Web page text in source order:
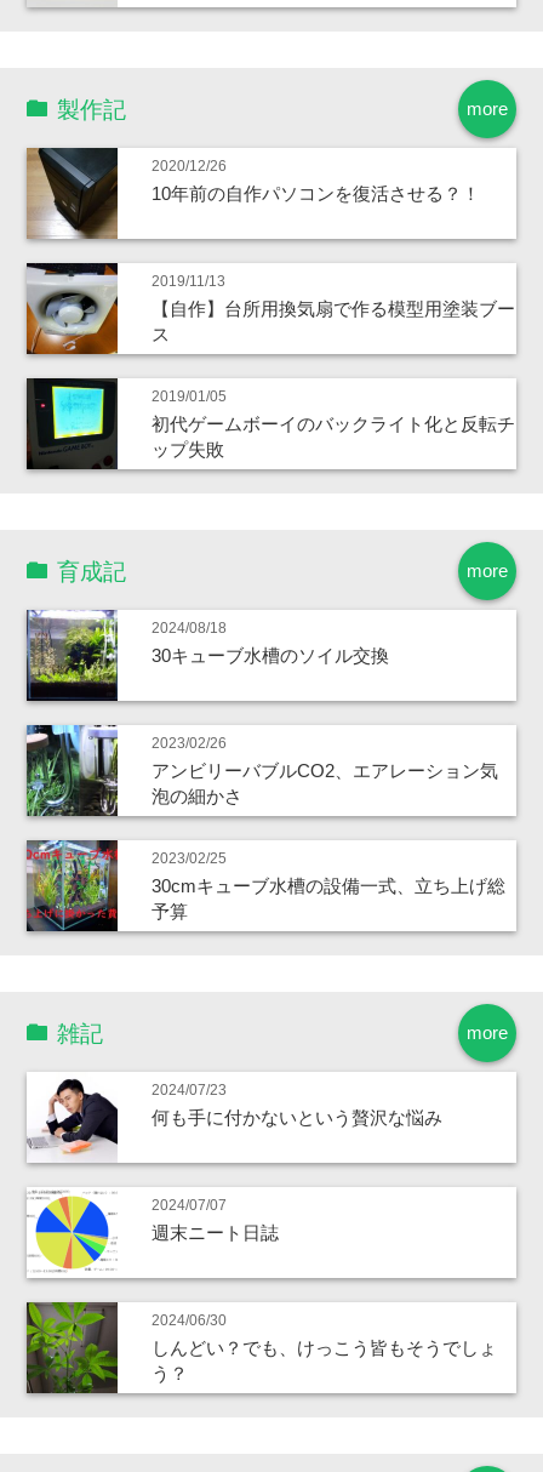
more
製作記
2020/12/26
10年前の自作パソコンを復活させる？！
2019/11/13
【自作】台所用換気扇で作る模型用塗装ブー
ス
2019/01/05
初代ゲームボーイのバックライト化と反転チ
ップ失敗
more
育成記
2024/08/18
30キューブ水槽のソイル交換
2023/02/26
アンビリーバブルCO2、エアレーション気
泡の細かさ
2023/02/25
30cmキューブ水槽の設備一式、立ち上げ総
予算
more
雑記
2024/07/23
何も手に付かないという贅沢な悩み
2024/07/07
週末ニート日誌
2024/06/30
しんどい？でも、けっこう皆もそうでしょ
う？